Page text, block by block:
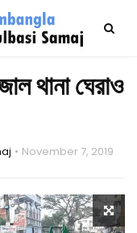
থানা ঘেরাও
November 7, 2019